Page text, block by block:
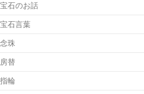
宝石のお話
宝石言葉
念珠
房替
指輪